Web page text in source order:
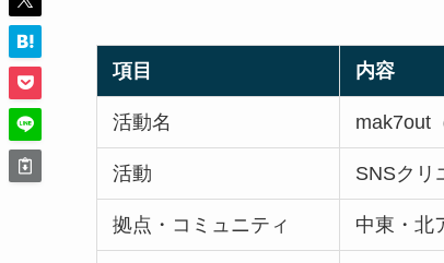
項目 内容
活動名 mak7out
活動 SNSクリ
拠点・コミュニティ 中東・北